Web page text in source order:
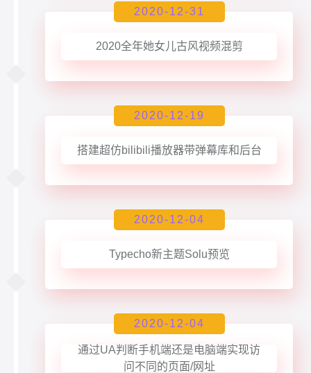
2020-12-31
2020全年她女儿古风视频混剪
2020-12-19
搭建超仿bilibili播放器带弹幕库和后台
2020-12-04
Typecho新主题Solu预览
2020-12-04
通过UA判断手机端还是电脑端实现访
问不同的页面/网址